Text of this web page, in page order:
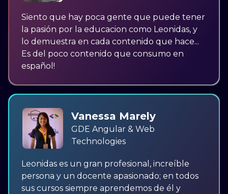
Siento que hay poca gente que puede tener
la pasión por la educacion como Leonidas, y
lo demuestra en cada contenido que hace...
Es del poco contenido que consumo en
español!
Vanessa Marely
GDE Angular & Web
Technologies
Leonidas es un gran profesional, increíble
persona y un docente apasionado; en todos
sus cursos siempre aprendemos de él y